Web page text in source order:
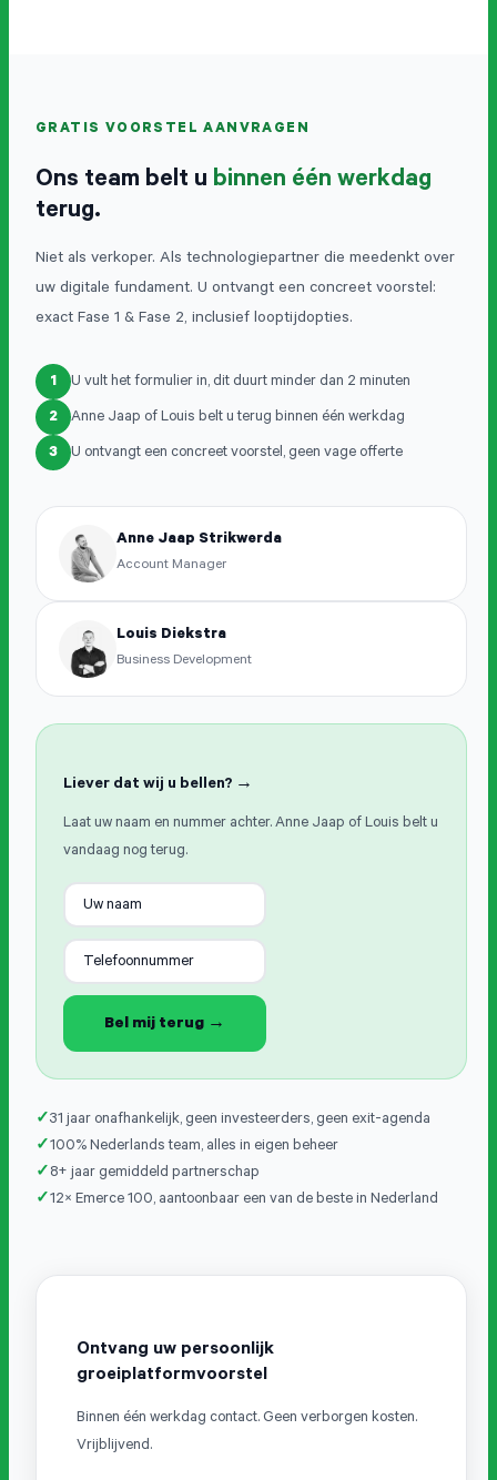
GRATIS VOORSTEL AANVRAGEN
Ons team belt u binnen één werkdag
terug.
Niet als verkoper. Als technologiepartner die meedenkt over
uw digitale fundament. U ontvangt een concreet voorstel:
exact Fase 1 & Fase 2, inclusief looptijdopties.
1 U vult het formulier in, dit duurt minder dan 2 minuten
2 Anne Jaap of Louis belt u terug binnen één werkdag
3 U ontvangt een concreet voorstel, geen vage offerte
Anne Jaap Strikwerda
Account Manager
Louis Diekstra
Business Development
Liever dat wij u bellen? →
Laat uw naam en nummer achter. Anne Jaap of Louis belt u
vandaag nog terug.
Bel mij terug →
31 jaar onafhankelijk, geen investeerders, geen exit-agenda
100% Nederlands team, alles in eigen beheer
8+ jaar gemiddeld partnerschap
12× Emerce 100, aantoonbaar een van de beste in Nederland
Ontvang uw persoonlijk
groeiplatformvoorstel
Binnen één werkdag contact. Geen verborgen kosten.
Vrijblijvend.